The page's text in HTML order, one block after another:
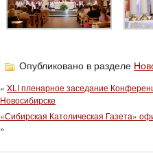
Опубликовано в разделе
« XLI пленарное заседание
Новосибирске
«Сибирская Католическая Газета»
»